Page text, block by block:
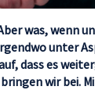
was, wenn
unter
dass es
wir bei.